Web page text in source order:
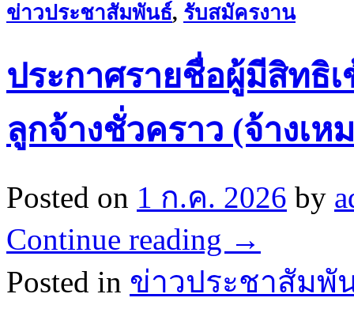
ข่าวประชาสัมพันธ์, รับสมัครงาน
ประกาศรายชื่อผู้มีสิทธิ
ลูกจ้างชั่วคราว (จ้างเห
Posted on 1 ก.ค. 2026 by
Continue reading →
Posted in ข่าวประชาสัมพั